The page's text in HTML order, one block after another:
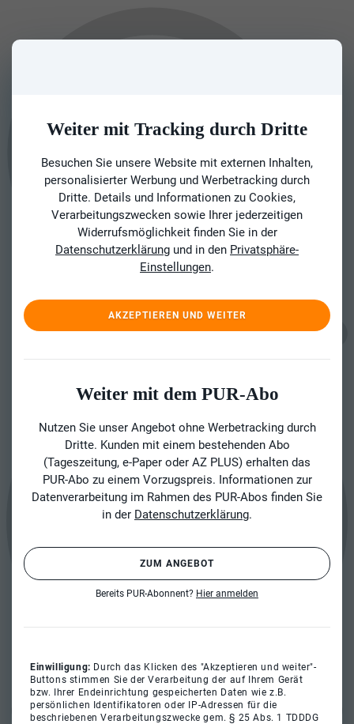
Weiter mit Tracking durch Dritte
Besuchen Sie unsere Website mit externen Inhalten,
personalisierter Werbung und Werbetracking durch
Dritte. Details und Informationen zu Cookies,
Verarbeitungszwecken sowie Ihrer jederzeitigen
Widerrufsmöglichkeit finden Sie in der
Datenschutzerklärung und in den Privatsphäre-
Einstellungen.
AKZEPTIEREN UND WEITER
Weiter mit dem PUR-Abo
Nutzen Sie unser Angebot ohne Werbetracking durch
Dritte. Kunden mit einem bestehenden Abo
(Tageszeitung, e-Paper oder AZ PLUS) erhalten das
PUR-Abo zu einem Vorzugspreis. Informationen zur
Datenverarbeitung im Rahmen des PUR-Abos finden Sie
in der Datenschutzerklärung.
ZUM ANGEBOT
Bereits PUR-Abonnent? Hier anmelden
Einwilligung: Durch das Klicken des "Akzeptieren und weiter"-
Buttons stimmen Sie der Verarbeitung der auf Ihrem Gerät
bzw. Ihrer Endeinrichtung gespeicherten Daten wie z.B.
persönlichen Identifikatoren oder IP-Adressen für die
beschriebenen Verarbeitungszwecke gem. § 25 Abs. 1 TDDDG